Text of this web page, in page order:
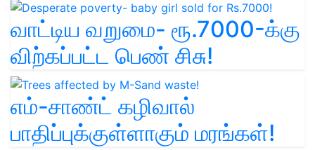
வாட்டிய வறுமை- ரூ.7000-க்கு
விற்கப்பட்ட பெண் சிசு!
எம்-சாண்ட் கழிவால்
பாதிப்புக்குள்ளாகும் மரங்கள்!